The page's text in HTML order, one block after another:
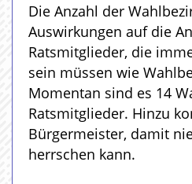
Die Anzahl der
Auswirkungen auf die
Ratsmitglieder, die
sein müssen wie
Momentan sind es 14
Ratsmitglieder. Hinzu
Bürgermeister, damit
herrschen kann.